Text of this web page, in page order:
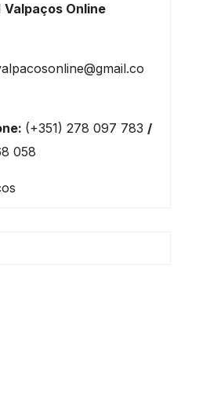
Valpaços Online
(+351) 278 097 783 /
058